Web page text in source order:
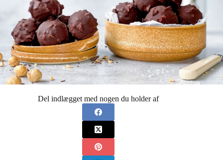
Del indlægget med nogen du holder af